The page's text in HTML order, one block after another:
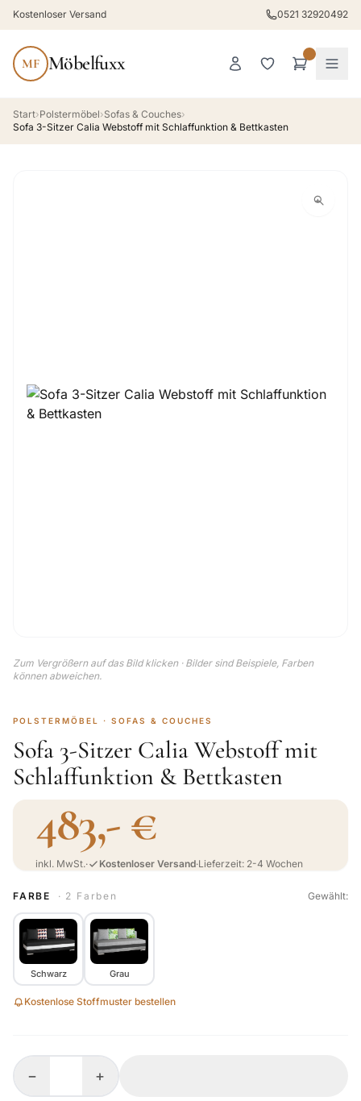
Kostenloser Versand 0521 32920492
MF Möbelfuxx
Start›Polstermöbel›Sofas & Couches›
Sofa 3-Sitzer Calia Webstoff mit Schlaffunktion & Bettkasten
Zum Vergrößern auf das Bild klicken · Bilder sind Beispiele, Farben
können abweichen.
POLSTERMÖBEL · SOFAS & COUCHES
Sofa 3-Sitzer Calia Webstoff mit
Schlaffunktion & Bettkasten
483,- €
inkl. MwSt.· Kostenloser Versand·Lieferzeit: 2-4 Wochen
FARBE · 2 Farben Gewählt:
Schwarz Grau
Kostenlose Stoffmuster bestellen
− +